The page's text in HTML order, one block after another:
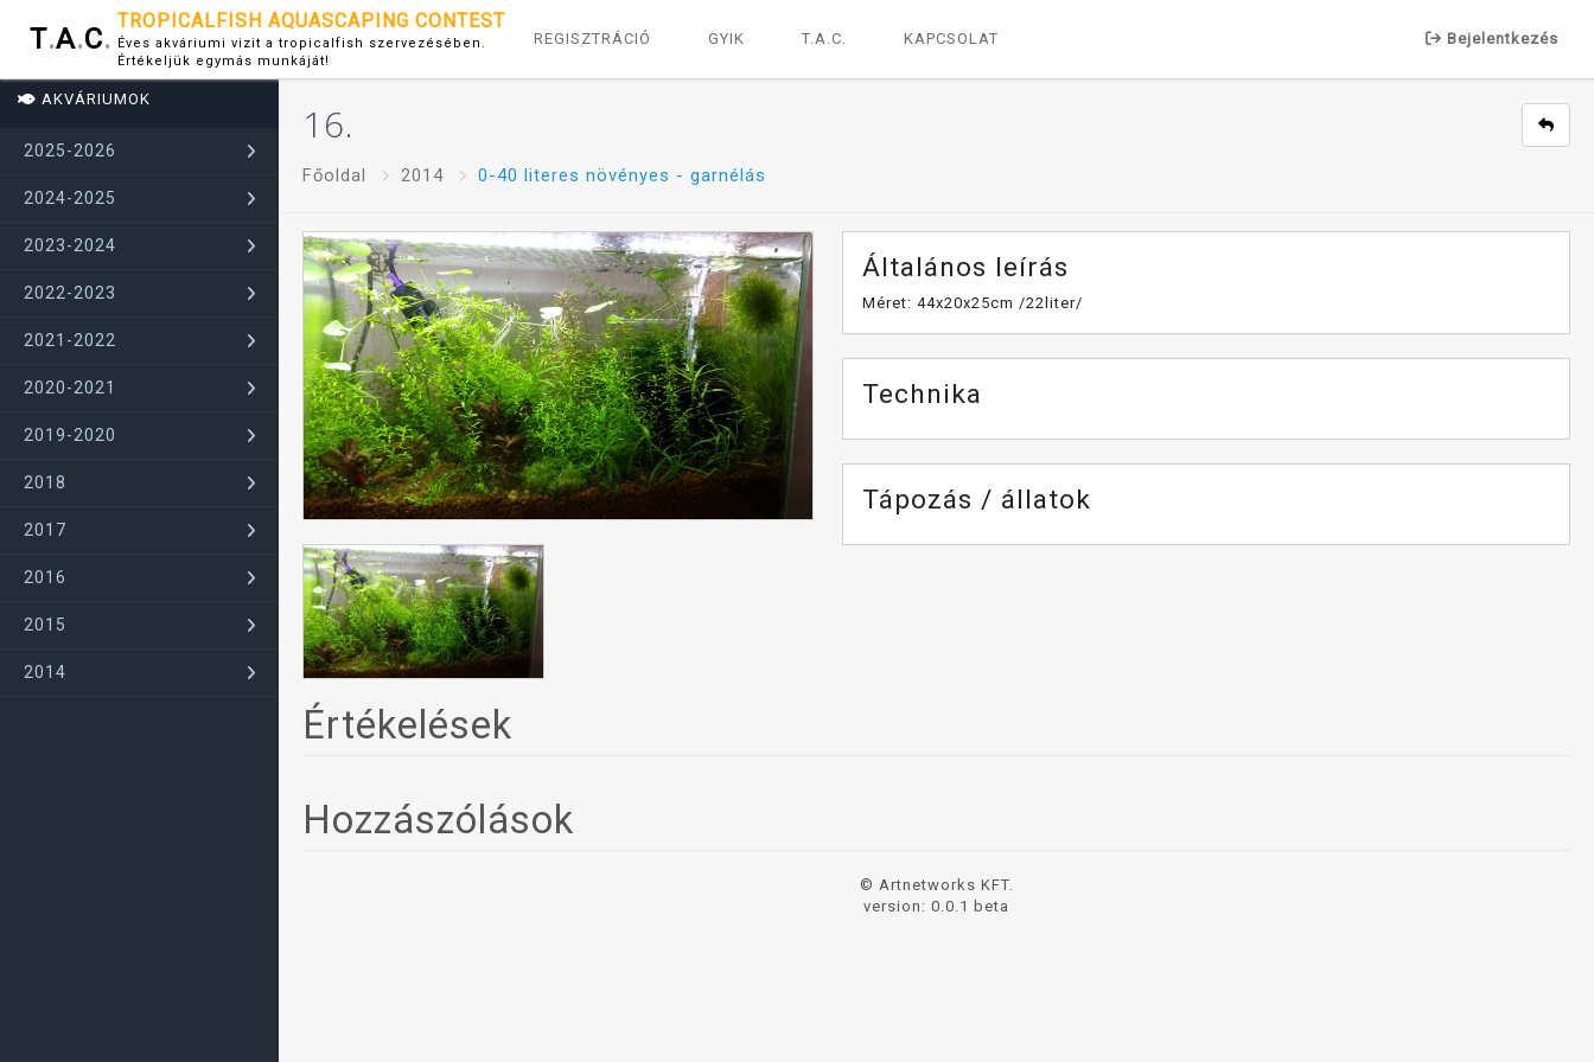
T.A.C.
TROPICALFISH AQUASCAPING CONTEST
Éves akváriumi vizit a tropicalfish szervezésében.
Értékeljük egymás munkáját!
REGISZTRÁCIÓ GYIK T.A.C. KAPCSOLAT Bejelentkezés
AKVÁRIUMOK
2025-2026
2024-2025
2023-2024
2022-2023
2021-2022
2020-2021
2019-2020
2018
2017
2016
2015
2014
16.
Főoldal 2014 0-40 literes növényes - garnélás
Általános leírás
Méret: 44x20x25cm /22liter/
Technika
Tápozás / állatok
Értékelések
Hozzászólások
© Artnetworks KFT.
version: 0.0.1 beta